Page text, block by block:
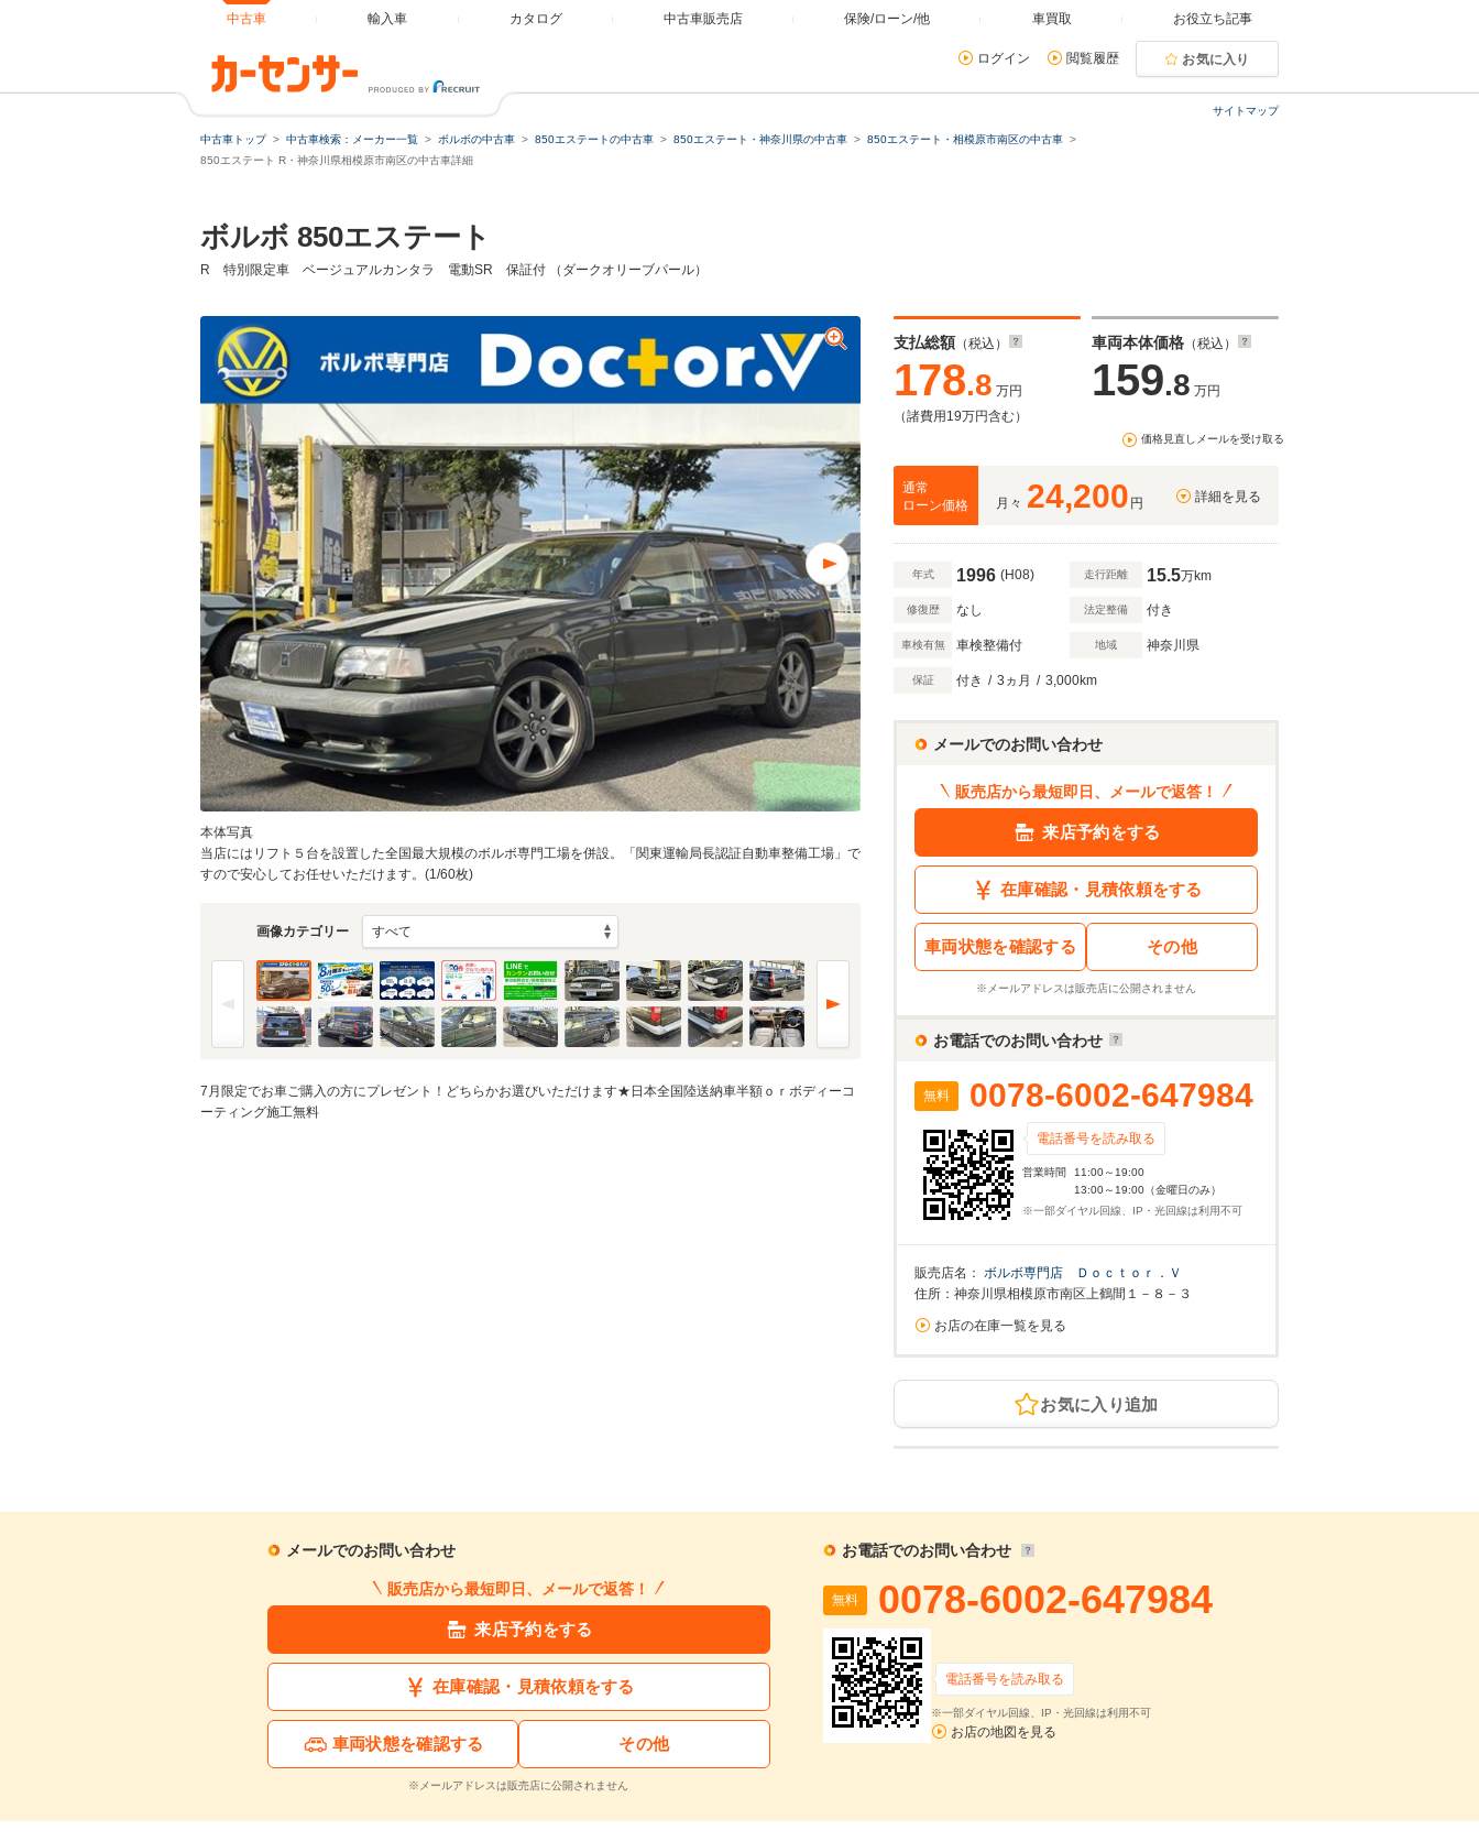
中古車 輸入車 カタログ 中古車販売店 保険/ローン/他 車買取 お役立ち記事
ログイン 閲覧履歴 お気に入り
サイトマップ
中古車トップ 中古車検索：メーカー一覧 ボルボの中古車 850エステートの中古車 850エステート・神奈川県の中古車
850エステート・相模原市南区の中古車
850エステート R・神奈川県相模原市南区の中古車詳細
ボルボ 850エステート
R 特別限定車 ベージュアルカンタラ 電動SR 保証付 （ダークオリーブパール）
本体写真
当店にはリフト５台を設置した全国最大規模のボルボ専門工場を併設。「関東運輸局長認証自動車整備工場」で
すので安心してお任せいただけます。(1/60枚)
画像カテゴリー
7月限定でお車ご購入の方にプレゼント！どちらかお選びいただけます★日本全国陸送納車半額ｏｒボディーコ
ーティング施工無料
支払総額 （税込）
178.8 万円
（諸費用19万円含む）
車両本体価格 （税込）
159.8 万円
価格見直しメールを受け取る
通常
ローン価格
月々 24,200 円 詳細を見る
年式 1996 (H08) 走行距離 15.5万km
修復歴 なし 法定整備 付き
車検有無 車検整備付 地域 神奈川県
保証 付き / 3ヵ月 / 3,000km
メールでのお問い合わせ
販売店から最短即日、メールで返答！
来店予約をする
在庫確認・見積依頼をする
車両状態を確認する その他
※メールアドレスは販売店に公開されません
お電話でのお問い合わせ
無料 0078-6002-647984
電話番号を読み取る
営業時間
11:00～19:00
13:00～19:00（金曜日のみ）
※一部ダイヤル回線、IP・光回線は利用不可
販売店名： ボルボ専門店 Ｄｏｃｔｏｒ．Ｖ
住所：神奈川県相模原市南区上鶴間１－８－３
お店の在庫一覧を見る
お気に入り追加
メールでのお問い合わせ
販売店から最短即日、メールで返答！
来店予約をする
在庫確認・見積依頼をする
車両状態を確認する その他
※メールアドレスは販売店に公開されません
お電話でのお問い合わせ
無料 0078-6002-647984
電話番号を読み取る
※一部ダイヤル回線、IP・光回線は利用不可
お店の地図を見る
ローンシミュレーター
ローン種類
支払総額 本体価格 自由に設定
物件価格 万円
頭金 万円
168
支払回数・金利・ボーナス払い
支払回数
返済期間
金利 %
※金利は参考値です。実店舗での金利は異なる場合がありますのでご注意ください。
2.4 万円
割賦販売価格内訳
※シミュレーション結果は入力された条件で算出した概算金額となります。お支払い金額の目安としてご利用ください。
※シミュレーションしたローン金利は参考値です。実店舗での金利は異なる場合があります。
通常ローン・支払総額 で計算
月々の
支払額 2.4 割賦販売価格： 205.3万円
利息分： 26.5万円
シミュレーション結果を見る
この中古車に関するお問い合わせ
850エステート R 特別限定車 ベージュアルカンタラ 電動SR 保証付
支払総額
178.8
車両本体価格
159.8
年式